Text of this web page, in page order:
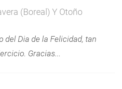
(Boreal) Y Otoño
del Dia de la Felicidad, tan
Gracias...